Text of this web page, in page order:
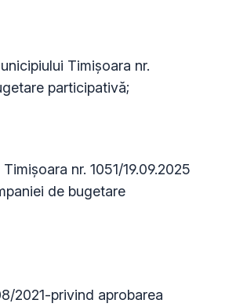
Timișoara nr.
participativă;
nr. 1051/19.09.2025
de bugetare
2021-privind aprobarea